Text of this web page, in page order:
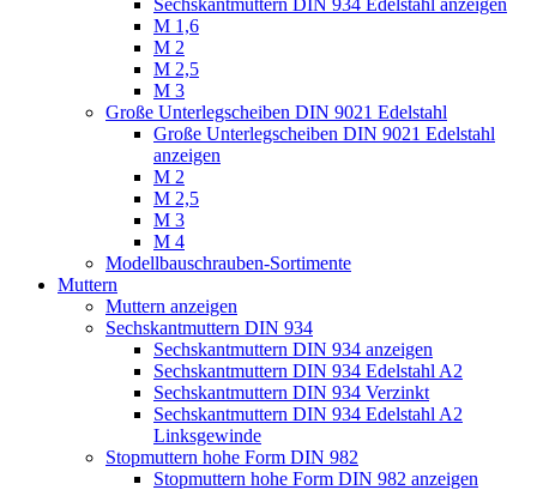
M 1,6
M 2
M 2,5
M 3
Große Unterlegscheiben DIN 9021 Edelstahl
Große Unterlegscheiben DIN 9021 Edelstahl
anzeigen
M 2
M 2,5
M 3
M 4
Modellbauschrauben-Sortimente
Muttern
Muttern anzeigen
Sechskantmuttern DIN 934
Sechskantmuttern DIN 934 anzeigen
Sechskantmuttern DIN 934 Edelstahl A2
Sechskantmuttern DIN 934 Verzinkt
Sechskantmuttern DIN 934 Edelstahl A2
Linksgewinde
Stopmuttern hohe Form DIN 982
Stopmuttern hohe Form DIN 982 anzeigen